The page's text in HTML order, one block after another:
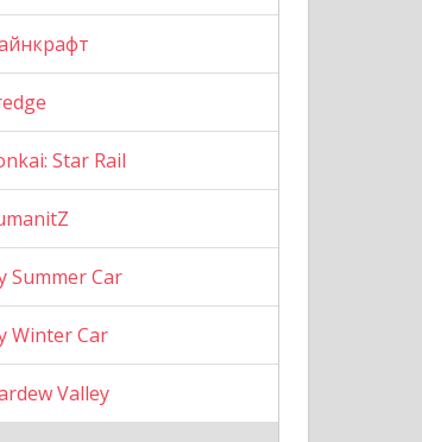
Star Rail
Summer Car
Winter Car
Valley